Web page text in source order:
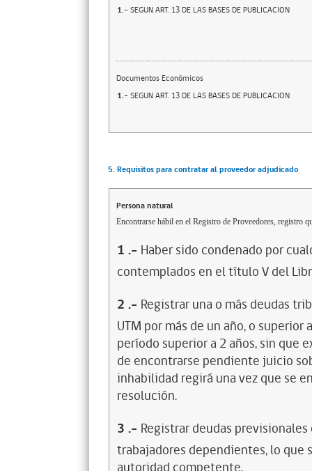
1.- SEGUN ART. 13 DE LAS BASES DE PUBLICACION
Documentos Económicos
1.- SEGUN ART. 13 DE LAS BASES DE PUBLICACION
5. Requisitos para contratar al proveedor adjudicado
Persona natural
Encontrarse hábil en el Registro de Proveedores, registro
1 .- Haber sido condenado por
contemplados en el título V del
2 .- Registrar una o más deudas
UTM por más de un año, o
período superior a 2 años, sin que
de encontrarse pendiente juicio
inhabilidad regirá una vez que se
resolución.
3 .- Registrar deudas
trabajadores dependientes, lo